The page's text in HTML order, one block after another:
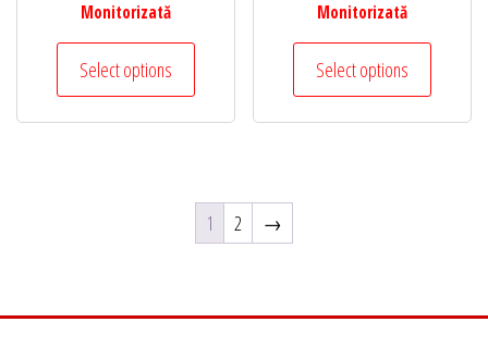
Monitorizată
Select options
Monitorizată
Select options
1 2 →